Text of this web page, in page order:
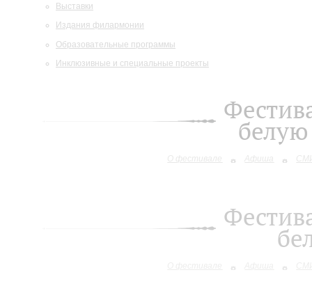
Выставки
Издания филармонии
Образовательные программы
Инклюзивные и специальные проекты
О фестивале Афиша